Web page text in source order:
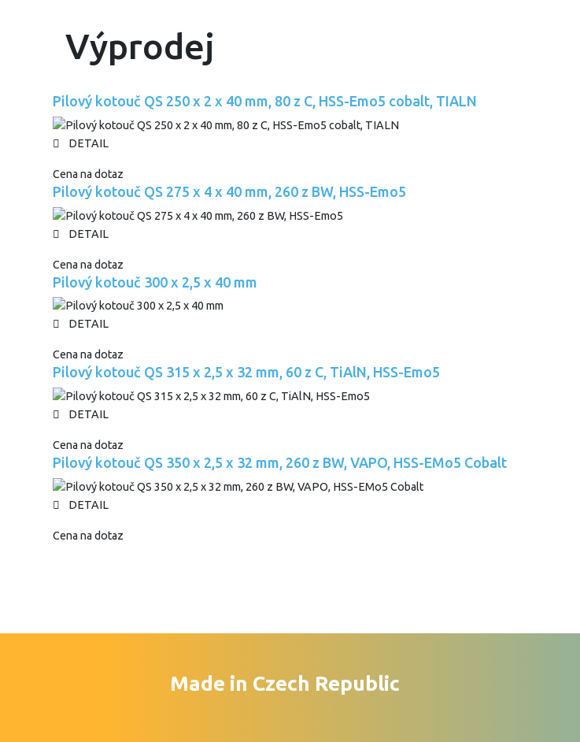
Výprodej
Pilový kotouč QS 250 x 2 x 40 mm, 80 z C, HSS-Emo5 cobalt, TIALN
DETAIL
Cena na dotaz
Pilový kotouč QS 275 x 4 x 40 mm, 260 z BW, HSS-Emo5
DETAIL
Cena na dotaz
Pilový kotouč 300 x 2,5 x 40 mm
DETAIL
Cena na dotaz
Pilový kotouč QS 315 x 2,5 x 32 mm, 60 z C, TiAlN, HSS-Emo5
DETAIL
Cena na dotaz
Pilový kotouč QS 350 x 2,5 x 32 mm, 260 z BW, VAPO, HSS-EMo5 Cobalt
DETAIL
Cena na dotaz
Made in Czech Republic